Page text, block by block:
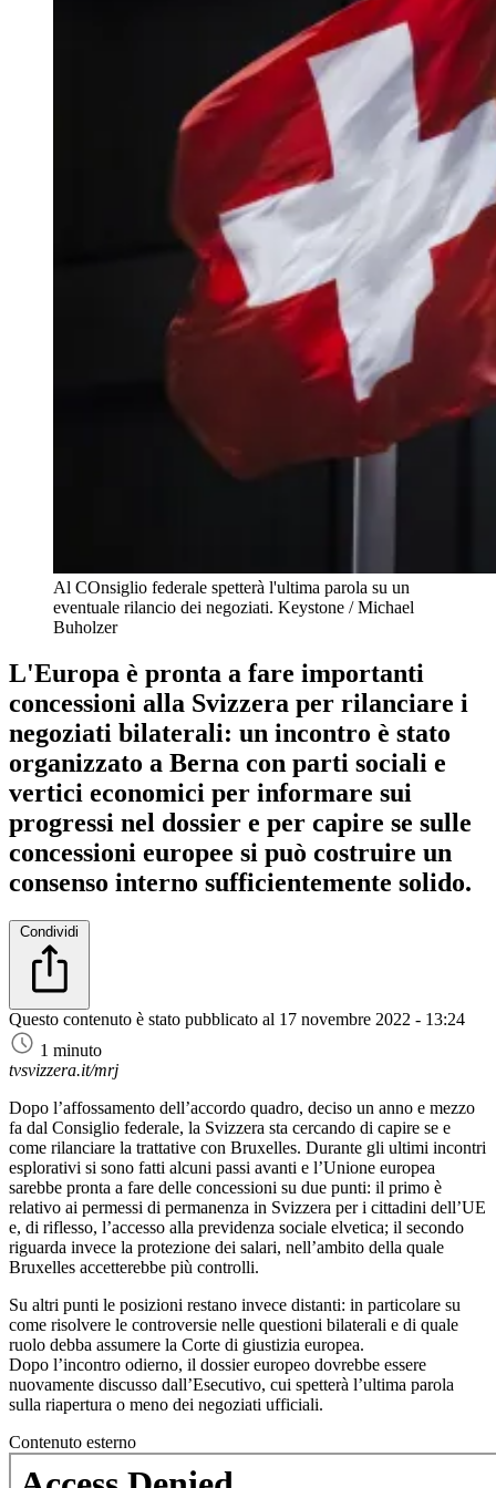
Al COnsiglio federale spetterà l'ultima parola su un
eventuale rilancio dei negoziati. Keystone / Michael
Buholzer
L'Europa è pronta a fare importanti
concessioni alla Svizzera per rilanciare i
negoziati bilaterali: un incontro è stato
organizzato a Berna con parti sociali e
vertici economici per informare sui
progressi nel dossier e per capire se sulle
concessioni europee si può costruire un
consenso interno sufficientemente solido.
Condividi
Questo contenuto è stato pubblicato al 17 novembre 2022 - 13:24
1 minuto
tvsvizzera.it/mrj
Dopo l’affossamento dell’accordo quadro, deciso un anno e mezzo
fa dal Consiglio federale, la Svizzera sta cercando di capire se e
come rilanciare la trattative con Bruxelles. Durante gli ultimi incontri
esplorativi si sono fatti alcuni passi avanti e l’Unione europea
sarebbe pronta a fare delle concessioni su due punti: il primo è
relativo ai permessi di permanenza in Svizzera per i cittadini dell’UE
e, di riflesso, l’accesso alla previdenza sociale elvetica; il secondo
riguarda invece la protezione dei salari, nell’ambito della quale
Bruxelles accetterebbe più controlli.
Su altri punti le posizioni restano invece distanti: in particolare su
come risolvere le controversie nelle questioni bilaterali e di quale
ruolo debba assumere la Corte di giustizia europea.
Dopo l’incontro odierno, il dossier europeo dovrebbe essere
nuovamente discusso dall’Esecutivo, cui spetterà l’ultima parola
sulla riapertura o meno dei negoziati ufficiali.
Contenuto esterno